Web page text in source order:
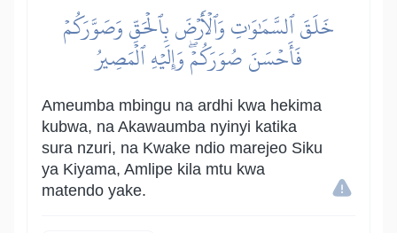
خَلَقَ ٱلسَّمَٰوَٰتِ وَٱلۡأَرۡضَ بِٱلۡحَقِّ وَصَوَّرَكُمۡ
فَأَحۡسَنَ صُوَرَكُمۡۖ وَإِلَيۡهِ ٱلۡمَصِيرُ
Ameumba mbingu na ardhi kwa hekima
kubwa, na Akawaumba nyinyi katika
sura nzuri, na Kwake ndio marejeo Siku
ya Kiyama, Amlipe kila mtu kwa
matendo yake.